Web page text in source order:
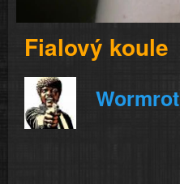
Fialový koule
Wormrot